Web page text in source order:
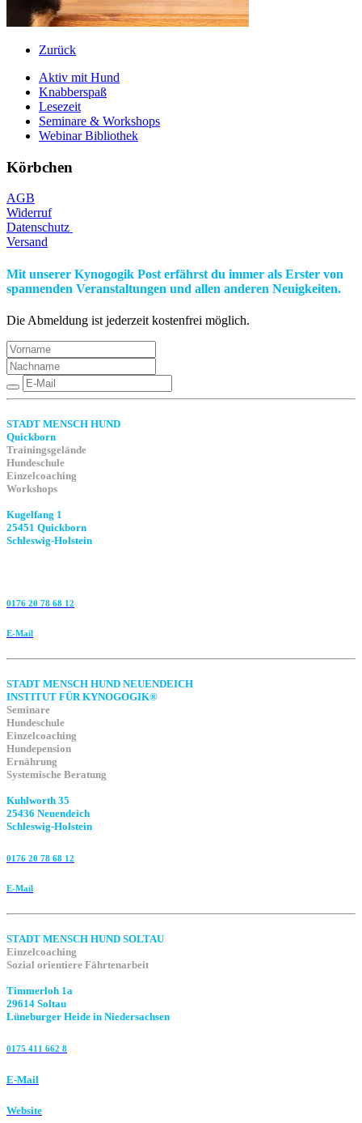
Zurück
Aktiv mit Hund
Knabberspaß
Lesezeit
Seminare & Workshops
Webinar Bibliothek
Körbchen
AGB
Widerruf
Datenschutz
Versand
Mit unserer Kynogogik Post erfährst du immer als Erster von
spannenden Veranstaltungen und allen anderen Neuigkeiten.
Die Abmeldung ist jederzeit kostenfrei möglich.
STADT MENSCH HUND
Quickborn
Trainingsgelände
Hundeschule
Einzelcoaching
Workshops
Kugelfang 1
25451 Quickborn
Schleswig-Holstein
0176 20 78 68 12
E-Mail
STADT MENSCH HUND NEUENDEICH
INSTITUT FÜR KYNOGOGIK®
Seminare
Hundeschule
Einzelcoaching
Hundepension
Ernährung
Systemische Beratung
Kuhlworth 35
25436 Neuendeich
Schleswig-Holstein
0176 20 78 68 12
E-Mail
STADT MENSCH HUND SOLTAU
Einzelcoaching
Sozial orientiere Fährtenarbeit
Timmerloh 1a
29614 Soltau
Lüneburger Heide in Niedersachsen
0175 411 662 8‬
E-Mail
Website